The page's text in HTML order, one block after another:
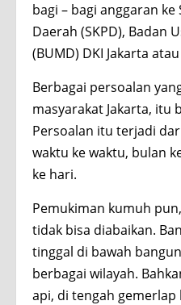
bagi – bagi anggaran
Daerah (SKPD), Badan
(BUMD) DKI Jakarta
Berbagai persoalan
masyarakat Jakarta, itu
Persoalan itu terjadi
waktu ke waktu, bulan
ke hari.
Pemukiman kumuh
tidak bisa diabaikan.
tinggal di bawah
berbagai wilayah.
api, di tengah